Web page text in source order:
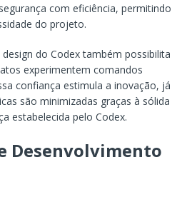
com eficiência, permitindo
do projeto.
do Codex também possibilita
experimentem comandos
confiança estimula a inovação, já
são minimizadas graças à sólida
estabelecida pelo Codex.
Desenvolvimento